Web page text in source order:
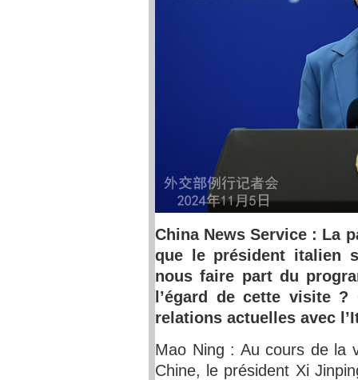
China News Service : La
que le président italien
nous faire part du
l’égard de cette visite
relations actuelles avec
Mao Ning : Au cours de la
Chine, le président Xi